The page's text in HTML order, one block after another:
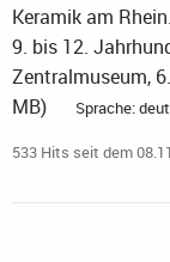
Keramik am
9. bis 12.
Zentralmuseum,
MB)
Sprache:
533 Hits seit dem